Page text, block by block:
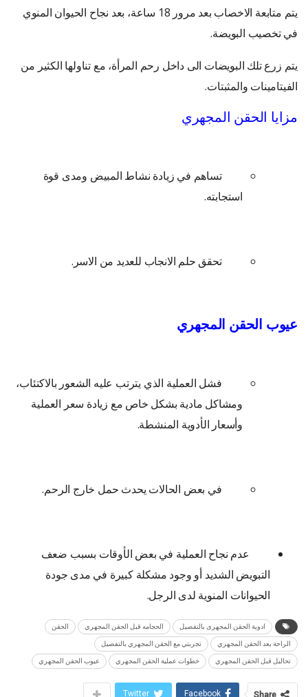
يتم متابعة الاخصاب بعد مرور 18 ساعة، بعد نجاح الحيوان المنوي
في تخصيب البويضة.
يتم زرع تلك البويضات الى داخل رحم المرأة، مع تناولها الكثير من
الفيتامينات والمثبتات.
مزايا الحقن المجهري
تساهم في زيادة نشاط المبيض ومدى قوة
استجابته.
تحقق حلم الانجاب للعديد من الاسر.
عيوب الحقن المجهري
فشل العملية الذي يترتب عليه الشعور بالاكتئاب،
ومشاكل مادية بشكل خاص مع زيادة سعر العملية
وأسعار الأدوية المنشطة.
في بعض الحالات يحدث حمل خارج الرحم.
عدم نجاح العملية في بعض الأوقات بسبب ضعف
التبويض الشديد أو وجود مشكلة كبيرة في مدى جودة
الحيوانات المنوية لدى الرجل.
ادوية الحقن المجهرى بالتفصيل الحجامه قبل الحقن المجهري الحقن
الراحة بعد الحقن المجهري تجربتي مع الحقن المجهري بالتفصيل
تحاليل قبل الحقن المجهري خطوات عملية الحقن المجهري عيوب الحقن المجهري
Share
Facebook
Twitter